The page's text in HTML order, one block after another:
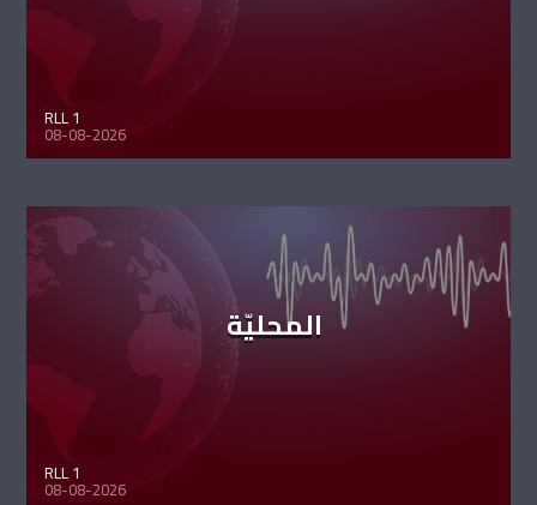
RLL 1
08-08-2026
المحليّة
RLL 1
08-08-2026